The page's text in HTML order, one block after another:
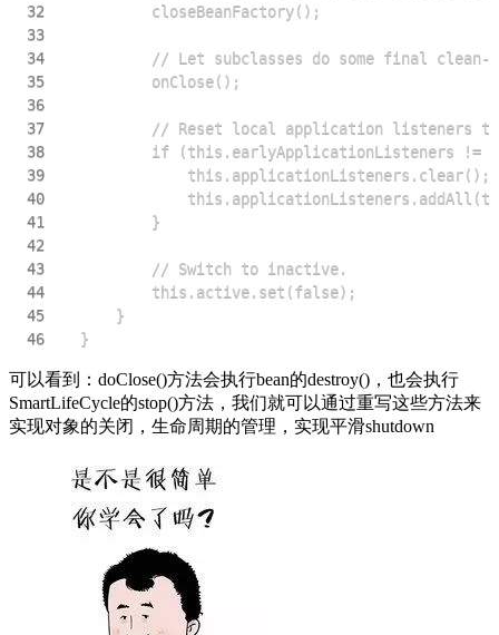
32
33
34
35
36
37
38
39
40
41
42
43
44
45
46
	}
可以看到：doClose()方法会执行bean的destroy()，也会执行
SmartLifeCycle的stop()方法，我们就可以通过重写这些方法来
实现对象的关闭，生命周期的管理，实现平滑shutdown